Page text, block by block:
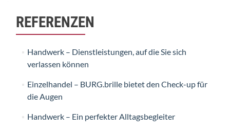
REFERENZEN
Handwerk – Dienstleistungen, auf die Sie sich
verlassen können
Einzelhandel – BURG.brille bietet den Check-up für
die Augen
Handwerk – Ein perfekter Alltagsbegleiter